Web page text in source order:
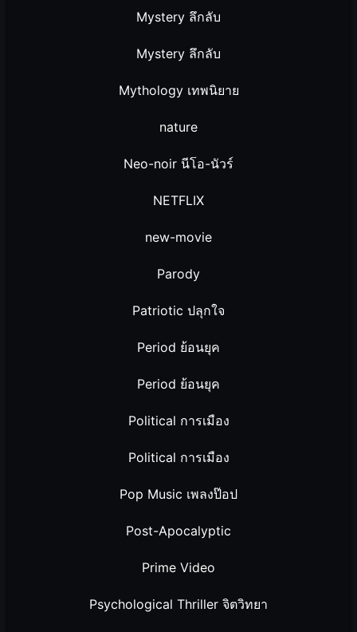
Mystery ลึกลับ
Mystery ลึกลับ
Mythology เทพนิยาย
nature
Neo-noir นีโอ-นัวร์
NETFLIX
new-movie
Parody
Patriotic ปลุกใจ
Period ย้อนยุค
Period ย้อนยุค
Political การเมือง
Political การเมือง
Pop Music เพลงป๊อป
Post-Apocalyptic
Prime Video
Psychological Thriller จิตวิทยา